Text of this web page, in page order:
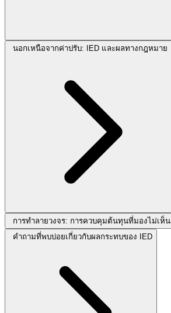
นอกเหนือจากค่าปรับ: IED และผลทางกฎหมาย
การทำลายวงจร: การควบคุมต้นทุนที่มองไม่เห็น
คำถามที่พบบ่อยเกี่ยวกับผลกระทบของ IED